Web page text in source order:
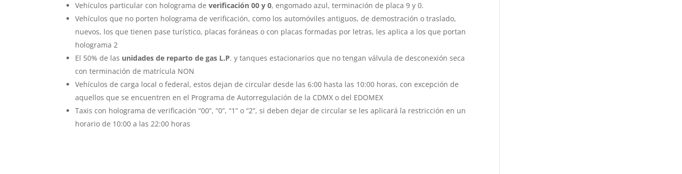
Vehículos particular con holograma deverificación 00 y 0, engomado azul, terminación de placa 9 y 0.
Vehículos que no porten holograma de verificación, como los automóviles antiguos, de demostración o traslado,
nuevos, los que tienen pase turístico, placas foráneas o con placas formadas por letras, les aplica a los que portan
holograma 2
El 50% de las unidades de reparto de gas L.P. y tanques estacionarios que no tengan válvula de desconexión seca
con terminación de matrícula NON
Vehículos de carga local o federal, estos dejan de circular desde las 6:00 hasta las 10:00 horas, con excepción de
aquellos que se encuentren en el Programa de Autorregulación de la CDMX o del EDOMEX
Taxis con holograma de verificación “00”, “0”, “1” o “2”, si deben dejar de circular se les aplicará la restricción en un
horario de 10:00 a las 22:00 horas